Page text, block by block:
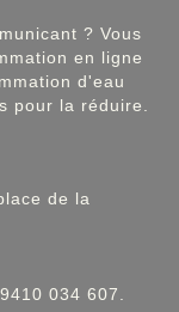
? Vous
en ligne
d'eau
pour la réduire.
de la
034 607.